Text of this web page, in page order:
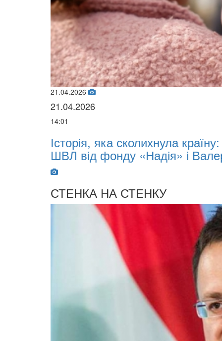
21.04.2026
21.04.2026
14:01
Історія, яка сколихнула
ШВЛ від фонду «Надія» і
СТЕНКА НА СТЕНКУ